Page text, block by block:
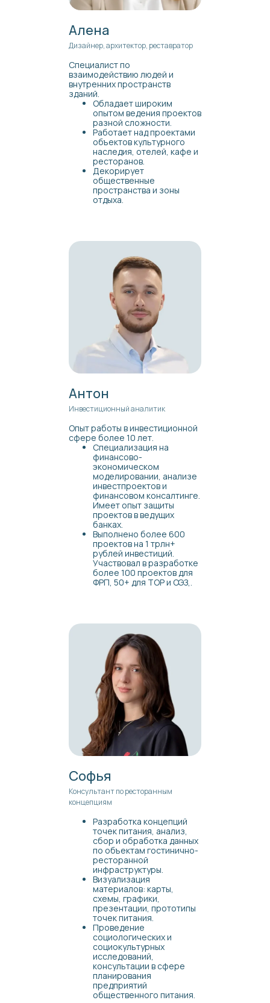
Алена
Дизайнер, архитектор, реставратор
Специалист по
взаимодействию людей и
внутренних пространств
зданий.
Обладает широким
опытом ведения проектов
разной сложности.
Работает над проектами
объектов культурного
наследия, отелей, кафе и
ресторанов.
Декорирует
общественные
пространства и зоны
отдыха.
Антон
Инвестиционный аналитик
Опыт работы в инвестиционной
сфере более 10 лет.
Специализация на
финансово-
экономическом
моделировании, анализе
инвестпроектов и
финансовом консалтинге.
Имеет опыт защиты
проектов в ведущих
банках.
Выполнено более 600
проектов на 1 трлн+
рублей инвестиций.
Участвовал в разработке
более 100 проектов для
ФРП, 50+ для ТОР и ОЭЗ,.
Софья
Консультант по ресторанным
концепциям
Разработка концепций
точек питания, анализ,
сбор и обработка данных
по объектам гостинично-
ресторанной
инфраструктуры.
Визуализация
материалов: карты,
схемы, графики,
презентации, прототипы
точек питания.
Проведение
социологических и
социокультурных
исследований,
консультации в сфере
планирования
предприятий
общественного питания.